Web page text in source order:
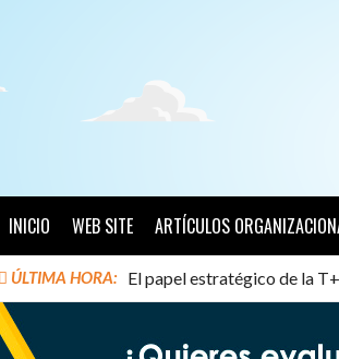
INICIO WEB SITE ARTÍCULOS
ÚLTIMA HORA: El papel estratégico de la